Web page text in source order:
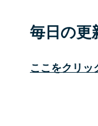
毎日の更
ここをクリッ